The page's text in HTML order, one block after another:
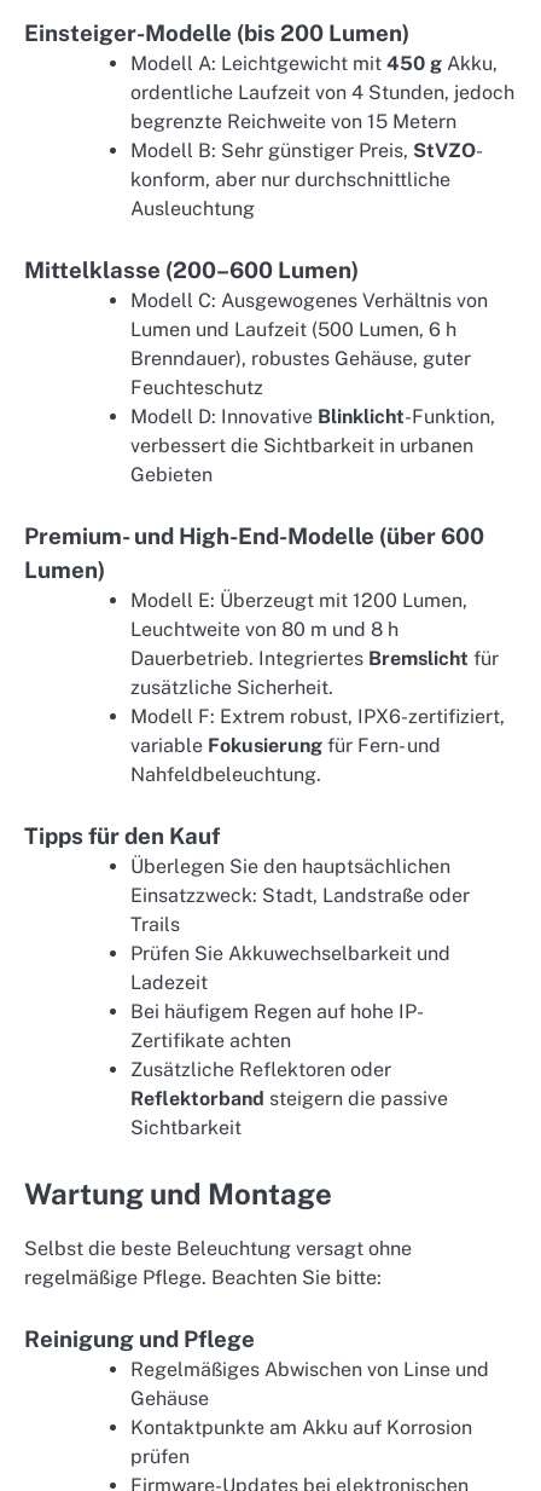
Einsteiger-Modelle (bis 200 Lumen)
Modell A: Leichtgewicht mit 450 g Akku,
ordentliche Laufzeit von 4 Stunden, jedoch
begrenzte Reichweite von 15 Metern
Modell B: Sehr günstiger Preis, StVZO-
konform, aber nur durchschnittliche
Ausleuchtung
Mittelklasse (200–600 Lumen)
Modell C: Ausgewogenes Verhältnis von
Lumen und Laufzeit (500 Lumen, 6 h
Brenndauer), robustes Gehäuse, guter
Feuchteschutz
Modell D: Innovative Blinklicht-Funktion,
verbessert die Sichtbarkeit in urbanen
Gebieten
Premium- und High-End-Modelle (über 600
Lumen)
Modell E: Überzeugt mit 1200 Lumen,
Leuchtweite von 80 m und 8 h
Dauerbetrieb. Integriertes Bremslicht für
zusätzliche Sicherheit.
Modell F: Extrem robust, IPX6-zertifiziert,
variable Fokusierung für Fern- und
Nahfeldbeleuchtung.
Tipps für den Kauf
Überlegen Sie den hauptsächlichen
Einsatzzweck: Stadt, Landstraße oder
Trails
Prüfen Sie Akkuwechselbarkeit und
Ladezeit
Bei häufigem Regen auf hohe IP-
Zertifikate achten
Zusätzliche Reflektoren oder
Reflektorband steigern die passive
Sichtbarkeit
Wartung und Montage
Selbst die beste Beleuchtung versagt ohne
regelmäßige Pflege. Beachten Sie bitte:
Reinigung und Pflege
Regelmäßiges Abwischen von Linse und
Gehäuse
Kontaktpunkte am Akku auf Korrosion
prüfen
Firmware-Updates bei elektronischen